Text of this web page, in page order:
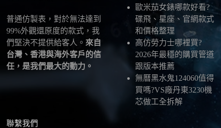
普通仿製表，對於無法達到
99%外觀還原度的款式，我
們堅決不提供給客人。 來自
台灣、香港與海外客戶的信
任，是我們最大的動力。
歐米茄女錶哪款好看?
碟飛、星座、官網款式
和價格整理
高仿勞力士哪裡買?
2026年最穩的購買管道
跟版本推薦
無曆黑水鬼124060值得
買嗎?VS廠丹東3230機
芯做工全拆解
聯繫我們